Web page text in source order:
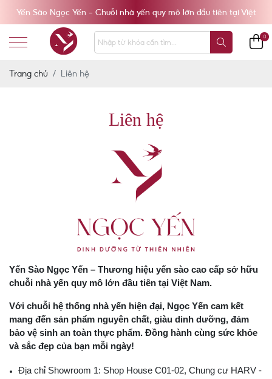
Yến Sào Ngọc Yến - Chuỗi nhà yến quy mô lớn đầu tiên tại Việt
Trang chủ Liên hệ
Liên hệ
Yến Sào Ngọc Yến – Thương hiệu yến sào cao cấp sở hữu
chuỗi nhà yến quy mô lớn đầu tiên tại Việt Nam.
Với chuỗi hệ thống nhà yến hiện đại, Ngọc Yến cam kết
mang đến sản phẩm nguyên chất, giàu dinh dưỡng, đảm
bảo vệ sinh an toàn thực phẩm. Đồng hành cùng sức khỏe
và sắc đẹp của bạn mỗi ngày!
Địa chỉ Showroom 1: Shop House C01-02, Chung cư HARV -